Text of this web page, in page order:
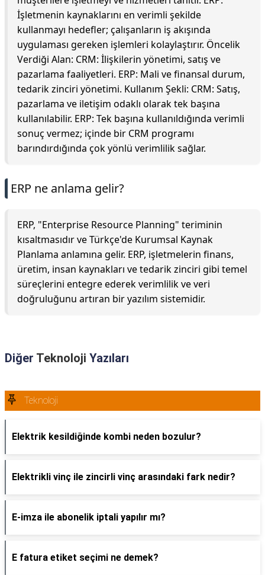
İşletmenin kaynaklarını en verimli şekilde
kullanmayı hedefler; çalışanların iş akışında
uygulaması gereken işlemleri kolaylaştırır. Öncelik
Verdiği Alan: CRM: İlişkilerin yönetimi, satış ve
pazarlama faaliyetleri. ERP: Mali ve finansal durum,
tedarik zinciri yönetimi. Kullanım Şekli: CRM: Satış,
pazarlama ve iletişim odaklı olarak tek başına
kullanılabilir. ERP: Tek başına kullanıldığında verimli
sonuç vermez; içinde bir CRM programı
barındırdığında çok yönlü verimlilik sağlar.
ERP ne anlama gelir?
ERP, "Enterprise Resource Planning" teriminin
kısaltmasıdır ve Türkçe'de Kurumsal Kaynak
Planlama anlamına gelir. ERP, işletmelerin finans,
üretim, insan kaynakları ve tedarik zinciri gibi temel
süreçlerini entegre ederek verimlilik ve veri
doğruluğunu artıran bir yazılım sistemidir.
Diğer Teknoloji Yazıları
Teknoloji
Elektrik kesildiğinde kombi neden bozulur?
Elektrikli vinç ile zincirli vinç arasındaki fark nedir?
E-imza ile abonelik iptali yapılır mı?
E fatura etiket seçimi ne demek?